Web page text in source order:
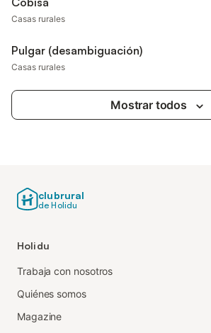
Casas rurales
Pulgar (desambiguación)
Casas rurales
Mostrar todos
clubrural
de Holidu
Holidu
Trabaja con nosotros
Quiénes somos
Magazine